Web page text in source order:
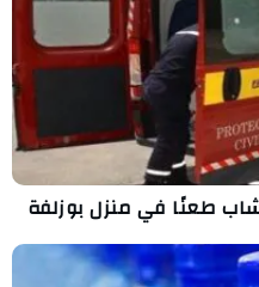
طعنًا في منزل بوزلفة